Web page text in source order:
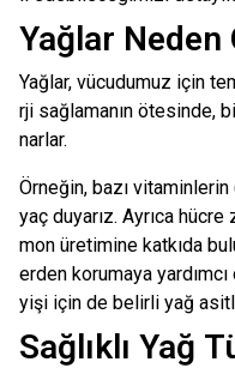
Yağlar
Yağlar, vücudumuz için
rji sağlamanın ötesinde,
narlar.
Örneğin, bazı
yaç duyarız. Ayrıca hücre
mon üretimine katkıda
erden korumaya
yişi için de belirli yağ
Sağlıklı Yağ